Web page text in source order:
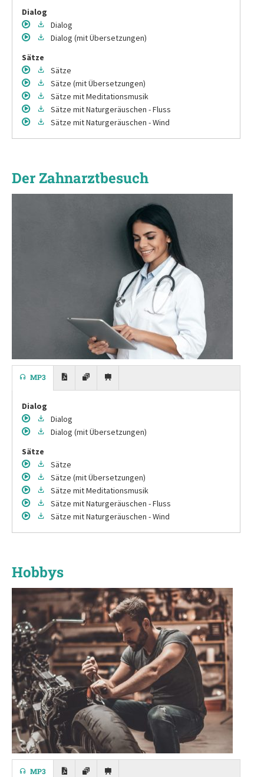
Dialog
Dialog
Dialog (mit Übersetzungen)
Sätze
Sätze
Sätze (mit Übersetzungen)
Sätze mit Meditationsmusik
Sätze mit Naturgeräuschen - Fluss
Sätze mit Naturgeräuschen - Wind
Der Zahnarztbesuch
MP3
Dialog
Dialog
Dialog (mit Übersetzungen)
Sätze
Sätze
Sätze (mit Übersetzungen)
Sätze mit Meditationsmusik
Sätze mit Naturgeräuschen - Fluss
Sätze mit Naturgeräuschen - Wind
Hobbys
MP3